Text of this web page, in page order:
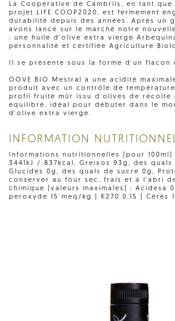
La Coopérative de Cambrils, en tant
projet LIFE COOP2020, est fermement
durabilité depuis des années. Après un
avons lancé sur le marché notre
: une huile d'olive extra vierge
personnalité et certifiée Agriculture
Il se présente sous la forme d'un flacon
OOVE BIO Mestral a une acidité
produit avec un contrôle de température
profil fruité mûr issu d'olives de récolte
équilibré, idéal pour débuter dans le
d'olive extra vierge.
INFORMATION
Informations nutritionnelles (pour
3441kJ / 837kcal, Greixos 93g, des quals
Glucides 0g, des quals de sucre 0g,
conserver au four sec, frais et à l'abri
chimique (valeurs maximales) : Acidesa
peroxyde 15 meq/kg | K270 0,15 | Cérès